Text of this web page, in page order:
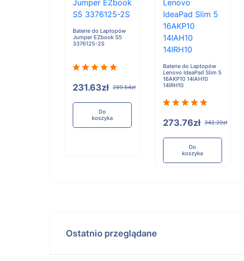
Baterie do Laptopów
Jumper EZbook S5
3376125-2S
231.63zł 289.54zł
Do
koszyka
Baterie do Laptopów
Lenovo IdeaPad Slim 5
16AKP10 14IAH10
14IRH10
273.76zł 342.20zł
Do
koszyka
Ostatnio przeglądane